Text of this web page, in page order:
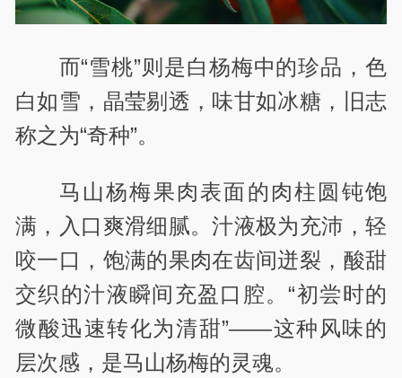
而“雪桃”则是白杨梅中的珍品，色
白如雪，晶莹剔透，味甘如冰糖，旧志
称之为“奇种”。
马山杨梅果肉表面的肉柱圆钝饱
满，入口爽滑细腻。汁液极为充沛，轻
咬一口，饱满的果肉在齿间迸裂，酸甜
交织的汁液瞬间充盈口腔。“初尝时的
微酸迅速转化为清甜”——这种风味的
层次感，是马山杨梅的灵魂。